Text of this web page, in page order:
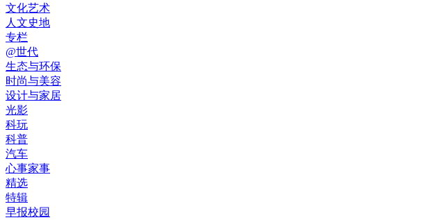
文化艺术
人文史地
专栏
@世代
生态与环保
时尚与美容
设计与家居
光影
科玩
科普
汽车
心事家事
精选
特辑
早报校园